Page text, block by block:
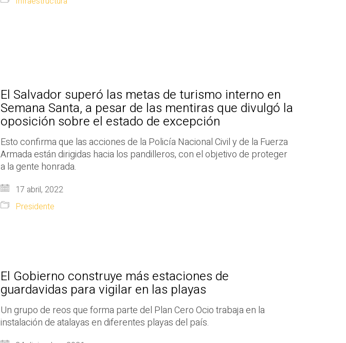
El Salvador superó las metas de turismo interno en
Semana Santa, a pesar de las mentiras que divulgó la
oposición sobre el estado de excepción
Esto confirma que las acciones de la Policía Nacional Civil y de la Fuerza
Armada están dirigidas hacia los pandilleros, con el objetivo de proteger
a la gente honrada.
17 abril, 2022
Presidente
El Gobierno construye más estaciones de
guardavidas para vigilar en las playas
Un grupo de reos que forma parte del Plan Cero Ocio trabaja en la
instalación de atalayas en diferentes playas del país.